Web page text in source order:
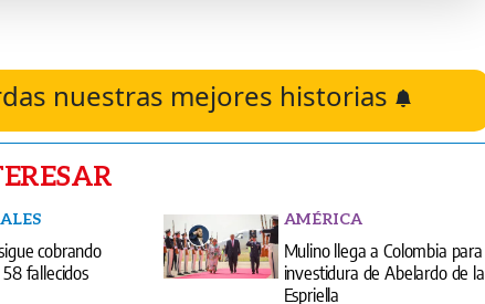
nuestras mejores historias
cobrando
fallecidos
AMÉRICA
Mulino llega a Colombia para
investidura de Abelardo de la
Espriella